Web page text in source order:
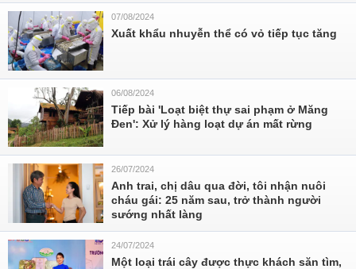
07/08/2024
Xuất khẩu nhuyễn thể có vỏ tiếp tục tăng
06/08/2024
Tiếp bài 'Loạt biệt thự sai phạm ở Măng
Đen': Xử lý hàng loạt dự án mất rừng
26/07/2024
Anh trai, chị dâu qua đời, tôi nhận nuôi
cháu gái: 25 năm sau, trở thành người
sướng nhất làng
24/07/2024
Một loại trái cây được thực khách săn tìm,